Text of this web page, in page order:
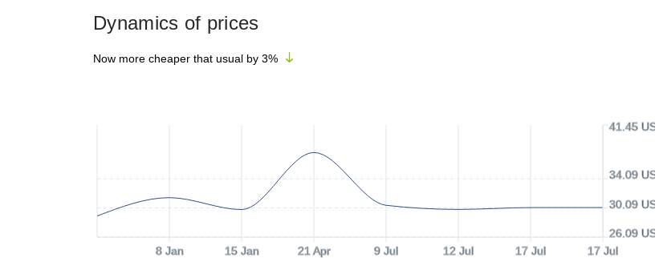
Dynamics of prices
Now more cheaper that usual by 3%
8 Jan 15 Jan 21 Apr 9 Jul 12 Jul 17 Jul 17 Jul
26.09 USD
30.09 USD
34.09 USD
41.45 USD